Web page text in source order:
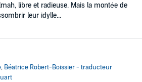
libre et radieuse. Mais la montée de
leur idylle...
, Béatrice Robert-Boissier - traducteur